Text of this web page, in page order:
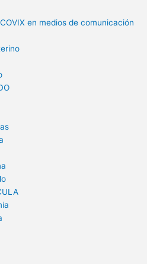
en medios de comunicación